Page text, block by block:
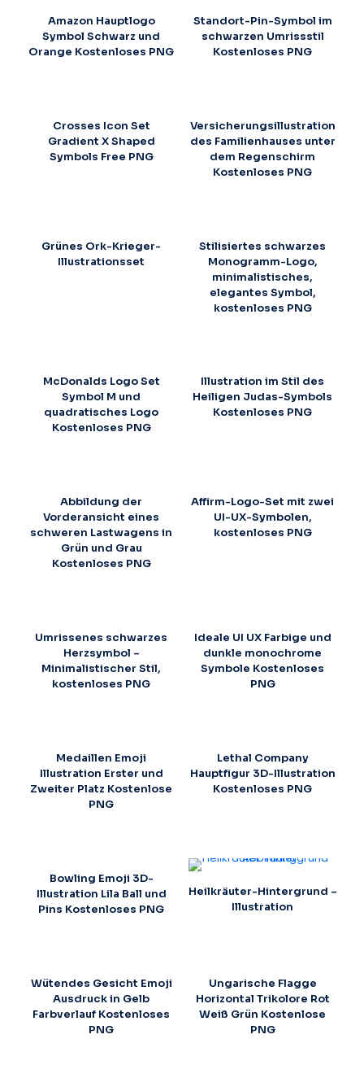
Amazon Hauptlogo
Symbol Schwarz und
Orange Kostenloses PNG
Standort-Pin-Symbol im
schwarzen Umrissstil
Kostenloses PNG
Crosses Icon Set
Gradient X Shaped
Symbols Free PNG
Versicherungsillustration
des Familienhauses unter
dem Regenschirm
Kostenloses PNG
Grünes Ork-Krieger-
Illustrationsset
Stilisiertes schwarzes
Monogramm-Logo,
minimalistisches,
elegantes Symbol,
kostenloses PNG
McDonalds Logo Set
Symbol M und
quadratisches Logo
Kostenloses PNG
Illustration im Stil des
Heiligen Judas-Symbols
Kostenloses PNG
Abbildung der
Vorderansicht eines
schweren Lastwagens in
Grün und Grau
Kostenloses PNG
Affirm-Logo-Set mit zwei
UI-UX-Symbolen,
kostenloses PNG
Umrissenes schwarzes
Herzsymbol –
Minimalistischer Stil,
kostenloses PNG
Ideale UI UX Farbige und
dunkle monochrome
Symbole Kostenloses
PNG
Medaillen Emoji
Illustration Erster und
Zweiter Platz Kostenlose
PNG
Lethal Company
Hauptfigur 3D-Illustration
Kostenloses PNG
Bowling Emoji 3D-
Illustration Lila Ball und
Pins Kostenloses PNG
Heilkräuter-Hintergrund –
Illustration
Wütendes Gesicht Emoji
Ausdruck in Gelb
Farbverlauf Kostenloses
PNG
Ungarische Flagge
Horizontal Trikolore Rot
Weiß Grün Kostenlose
PNG